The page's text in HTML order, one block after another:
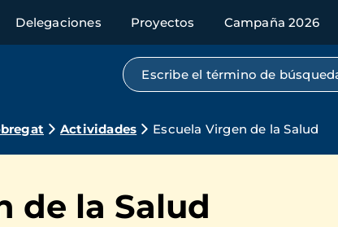
Delegaciones Proyectos Campaña 2026
Búsqueda por texto completo
Actividades Escuela Virgen de la Salud
de la Salud